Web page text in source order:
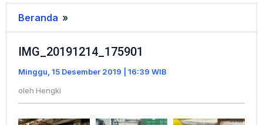
Beranda »
IMG_20191214_175901
Minggu, 15 Desember 2019 | 16:39 WIB
oleh Hengki